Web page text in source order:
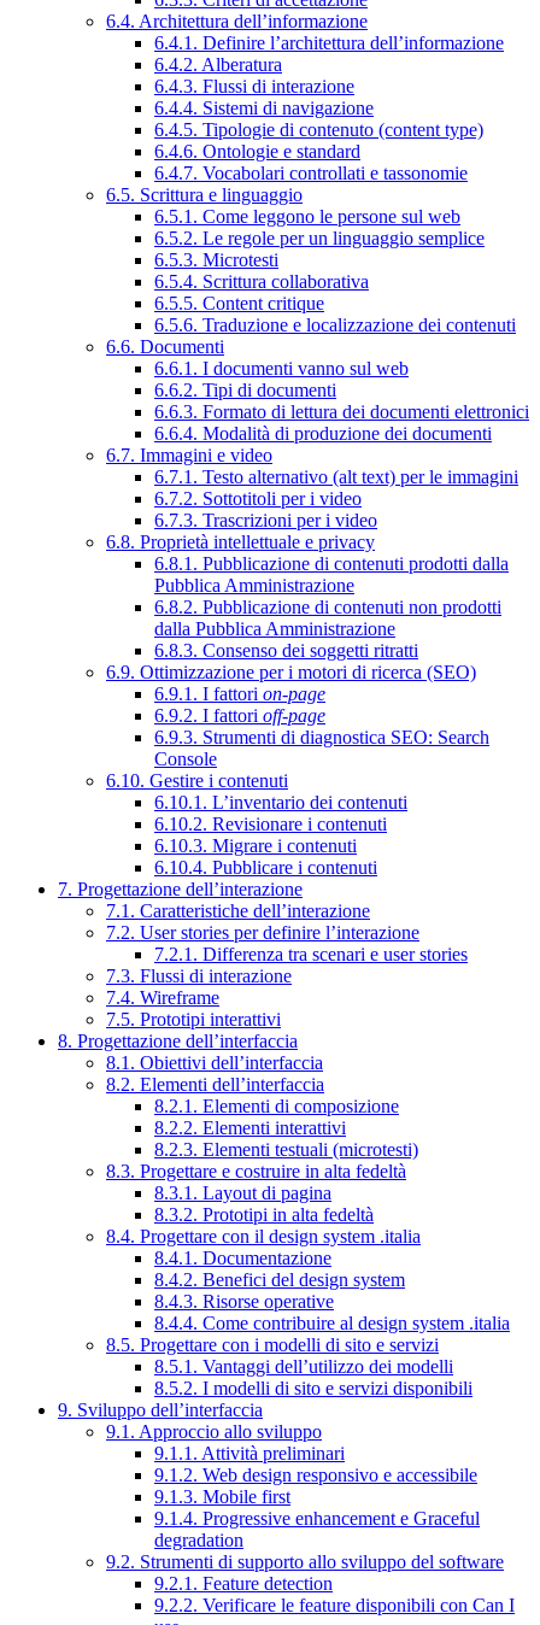
6.4. Architettura dell’informazione
6.4.1. Definire l’architettura dell’informazione
6.4.2. Alberatura
6.4.3. Flussi di interazione
6.4.4. Sistemi di navigazione
6.4.5. Tipologie di contenuto (content type)
6.4.6. Ontologie e standard
6.4.7. Vocabolari controllati e tassonomie
6.5. Scrittura e linguaggio
6.5.1. Come leggono le persone sul web
6.5.2. Le regole per un linguaggio semplice
6.5.3. Microtesti
6.5.4. Scrittura collaborativa
6.5.5. Content critique
6.5.6. Traduzione e localizzazione dei contenuti
6.6. Documenti
6.6.1. I documenti vanno sul web
6.6.2. Tipi di documenti
6.6.3. Formato di lettura dei documenti elettronici
6.6.4. Modalità di produzione dei documenti
6.7. Immagini e video
6.7.1. Testo alternativo (alt text) per le immagini
6.7.2. Sottotitoli per i video
6.7.3. Trascrizioni per i video
6.8. Proprietà intellettuale e privacy
6.8.1. Pubblicazione di contenuti prodotti dalla
Pubblica Amministrazione
6.8.2. Pubblicazione di contenuti non prodotti
dalla Pubblica Amministrazione
6.8.3. Consenso dei soggetti ritratti
6.9. Ottimizzazione per i motori di ricerca (SEO)
6.9.1. I fattori on-page
6.9.2. I fattori off-page
6.9.3. Strumenti di diagnostica SEO: Search
Console
6.10. Gestire i contenuti
6.10.1. L’inventario dei contenuti
6.10.2. Revisionare i contenuti
6.10.3. Migrare i contenuti
6.10.4. Pubblicare i contenuti
7. Progettazione dell’interazione
7.1. Caratteristiche dell’interazione
7.2. User stories per definire l’interazione
7.2.1. Differenza tra scenari e user stories
7.3. Flussi di interazione
7.4. Wireframe
7.5. Prototipi interattivi
8. Progettazione dell’interfaccia
8.1. Obiettivi dell’interfaccia
8.2. Elementi dell’interfaccia
8.2.1. Elementi di composizione
8.2.2. Elementi interattivi
8.2.3. Elementi testuali (microtesti)
8.3. Progettare e costruire in alta fedeltà
8.3.1. Layout di pagina
8.3.2. Prototipi in alta fedeltà
8.4. Progettare con il design system .italia
8.4.1. Documentazione
8.4.2. Benefici del design system
8.4.3. Risorse operative
8.4.4. Come contribuire al design system .italia
8.5. Progettare con i modelli di sito e servizi
8.5.1. Vantaggi dell’utilizzo dei modelli
8.5.2. I modelli di sito e servizi disponibili
9. Sviluppo dell’interfaccia
9.1. Approccio allo sviluppo
9.1.1. Attività preliminari
9.1.2. Web design responsivo e accessibile
9.1.3. Mobile first
9.1.4. Progressive enhancement e Graceful
degradation
9.2. Strumenti di supporto allo sviluppo del software
9.2.1. Feature detection
9.2.2. Verificare le feature disponibili con Can I